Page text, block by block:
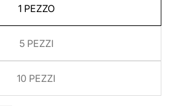
1 PEZZO
5 PEZZI
10 PEZZI